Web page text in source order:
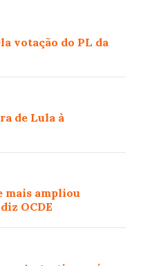
votação do PL da
de Lula à
mais ampliou
OCDE